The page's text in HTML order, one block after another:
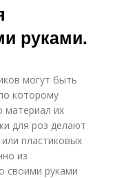
руками.
могут быть
которому
материал их
для роз делают
пластиковых
из
своими руками